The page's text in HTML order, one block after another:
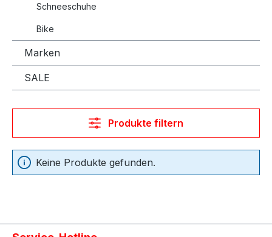
Schneeschuhe
Bike
Marken
SALE
Produkte filtern
Keine Produkte gefunden.